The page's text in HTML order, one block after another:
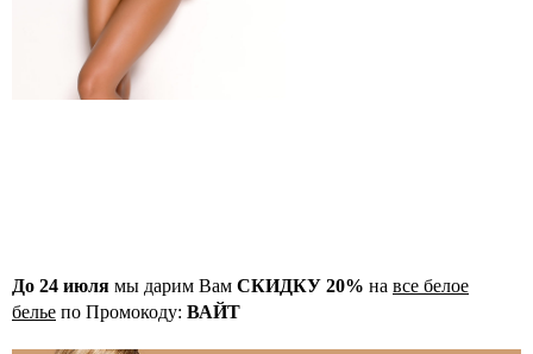
До 24 июля мы дарим Вам СКИДКУ 20% на все белое
белье по Промокоду: ВАЙТ